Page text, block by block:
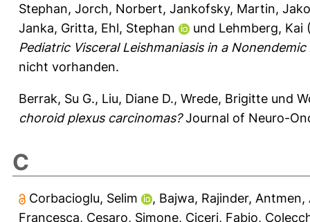
Stephan, Jorch, Norbert, Jankofsky, Martin,
Janka, Gritta, Ehl, Stephan und Lehmberg, Kai
Pediatric Visceral Leishmaniasis in a Nonendemic
nicht vorhanden.
Berrak, Su G., Liu, Diane D., Wrede, Brigitte und
choroid plexus carcinomas?Journal of Neuro-
C
Corbacioglu, Selim , Bajwa, Rajinder, Antmen,
Francesca, Cesaro, Simone, Ciceri, Fabio,